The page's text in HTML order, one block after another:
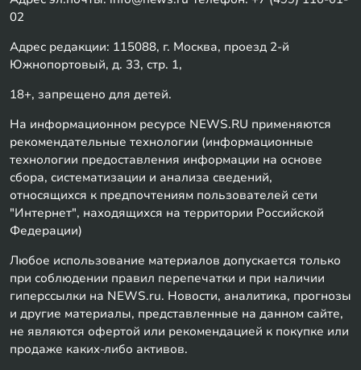
02
Адрес редакции: 115088, г. Москва, проезд 2-й
Южнопортовый, д. 33, стр. 1,
18+, запрещено для детей.
На информационном ресурсе NEWS.RU применяются
рекомендательные технологии (информационные
технологии предоставления информации на основе
сбора, систематизации и анализа сведений,
относящихся к предпочтениям пользователей сети
"Интернет", находящихся на территории Российской
Федерации)
Любое использование материалов допускается только
при соблюдении правил перепечатки и при наличии
гиперссылки на NEWS.ru. Новости, аналитика, прогнозы
и другие материалы, представленные на данном сайте,
не являются офертой или рекомендацией к покупке или
продаже каких-либо активов.